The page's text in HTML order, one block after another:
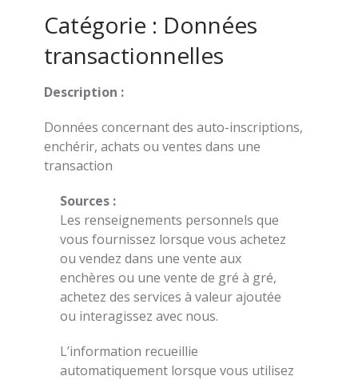
Catégorie : Données
transactionnelles
Description :
Données concernant des auto-inscriptions,
enchérir, achats ou ventes dans une
transaction
Sources :
Les renseignements personnels que
vous fournissez lorsque vous achetez
ou vendez dans une vente aux
enchères ou une vente de gré à gré,
achetez des services à valeur ajoutée
ou interagissez avec nous.
L’information recueillie
automatiquement lorsque vous utilisez